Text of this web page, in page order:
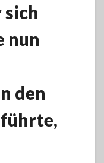
sich
nun
den